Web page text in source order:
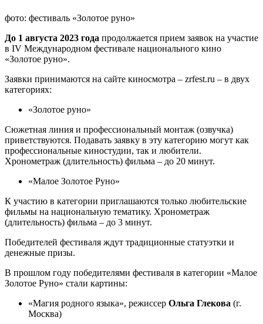
фото: фестиваль «Золотое руно»
До 1 августа 2023 года продолжается прием заявок на участие
в IV Международном фестивале национального кино
«Золотое руно».
Заявки принимаются на сайте киносмотра – zrfest.ru – в двух
категориях:
«Золотое руно»
Сюжетная линия и профессиональный монтаж (озвучка)
приветствуются. Подавать заявку в эту категорию могут как
профессиональные киностудии, так и любители.
Хронометраж (длительность) фильма – до 20 минут.
«Малое Золотое Руно»
К участию в категории приглашаются только любительские
фильмы на национальную тематику. Хронометраж
(длительность) фильма – до 3 минут.
Победителей фестиваля ждут традиционные статуэтки и
денежные призы.
В прошлом году победителями фестиваля в категории «Малое
Золотое Руно» стали картины:
«Магия родного языка», режиссер Ольга Глекова (г.
Москва)